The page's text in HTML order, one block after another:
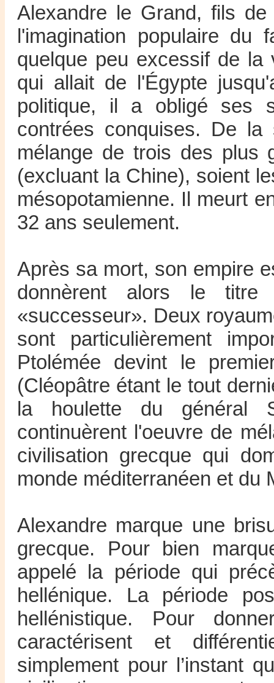
Alexandre le Grand, fils
l'imagination populaire
quelque peu excessif de
qui allait de l'Égypte
politique, il a obligé ses
contrées conquises. De
mélange de trois des plus
(excluant la Chine), soient
mésopotamienne. Il meurt
32 ans seulement.
Après sa mort, son empire
donnèrent alors le
«successeur». Deux
sont particulièrement
Ptolémée devint le
(Cléopâtre étant le tout
la houlette du général
continuèrent l'oeuvre de
civilisation grecque qui
monde méditerranéen et du
Alexandre marque une
grecque. Pour bien
appelé la période qui
hellénique. La période
hellénistique. Pour
caractérisent et
simplement pour l’instant